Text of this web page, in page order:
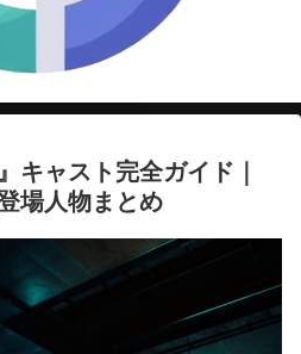
キャスト完全ガイド｜
場人物まとめ